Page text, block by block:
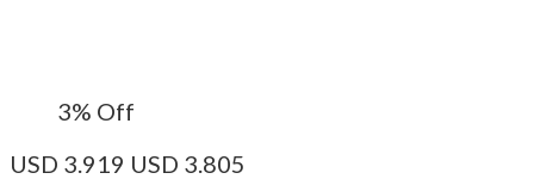
3% Off
USD 3.919 USD 3.805